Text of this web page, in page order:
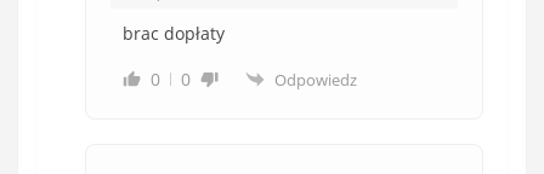
brac dopłaty
0
0 Odpowiedz